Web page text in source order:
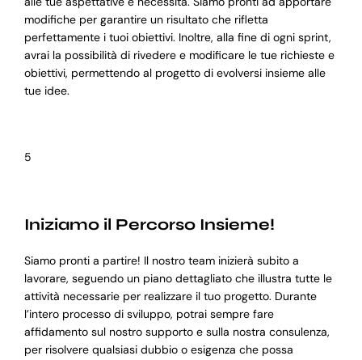
modifiche per garantire un risultato che rifletta
perfettamente i tuoi obiettivi. Inoltre, alla fine di ogni sprint,
avrai la possibilità di rivedere e modificare le tue richieste e
obiettivi, permettendo al progetto di evolversi insieme alle
tue idee.
5
Iniziamo il Percorso Insieme!
Siamo pronti a partire! Il nostro team inizierà subito a
lavorare, seguendo un piano dettagliato che illustra tutte le
attività necessarie per realizzare il tuo progetto. Durante
l’intero processo di sviluppo, potrai sempre fare
affidamento sul nostro supporto e sulla nostra consulenza,
per risolvere qualsiasi dubbio o esigenza che possa